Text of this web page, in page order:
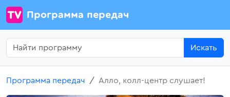
Программа передач
Искать
Программа передач Алло, колл-центр слушает!